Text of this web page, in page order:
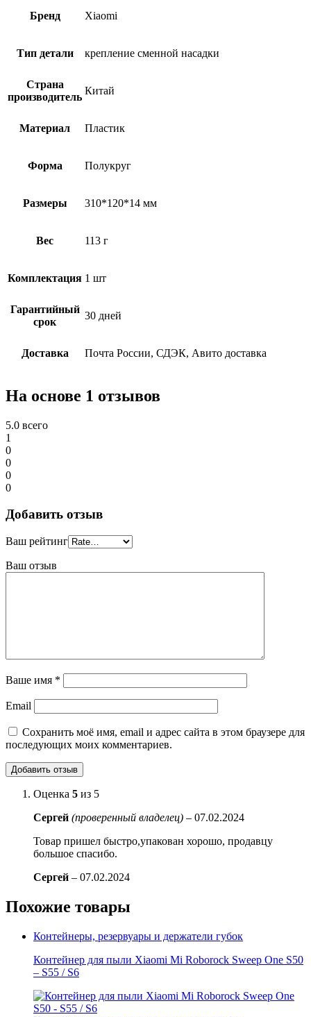
Бренд Xiaomi
Тип детали крепление сменной насадки
Страна
производитель
Китай
Материал Пластик
Форма Полукруг
Размеры 310*120*14 мм
Вес 113 г
Комплектация 1 шт
Гарантийный
срок
30 дней
Доставка Почта России, СДЭК, Авито доставка
На основе 1 отзывов
5.0 всего
1
0
0
0
0
Добавить отзыв
Ваш рейтинг
Ваш отзыв
Ваше имя *
Email
Сохранить моё имя, email и адрес сайта в этом браузере для
последующих моих комментариев.
Оценка 5 из 5
Сергей (проверенный владелец) – 07.02.2024
Товар пришел быстро,упакован хорошо, продавцу
большое спасибо.
Сергей – 07.02.2024
Похожие товары
Контейнеры, резервуары и держатели губок
Контейнер для пыли Xiaomi Mi Roborock Sweep One S50
– S55 / S6